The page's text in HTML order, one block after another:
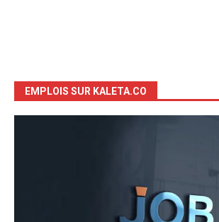
EMPLOIS SUR KALETA.CO